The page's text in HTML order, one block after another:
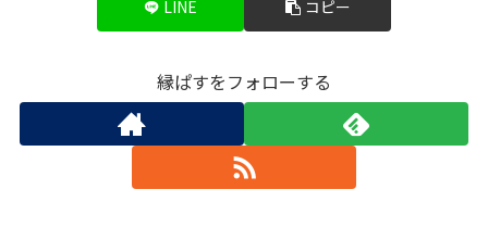
LINE コピー
縁ぱすをフォローする